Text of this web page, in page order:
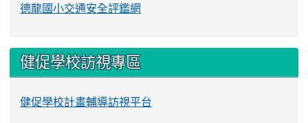
德龍國小交通安全評鑑網
健促學校訪視專區
健促學校計畫輔導訪視平台